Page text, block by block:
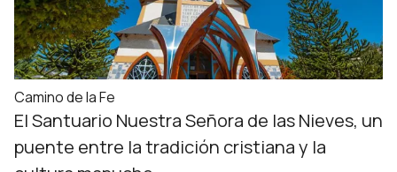
Camino de la Fe
El Santuario Nuestra Señora de las Nieves, un
puente entre la tradición cristiana y la